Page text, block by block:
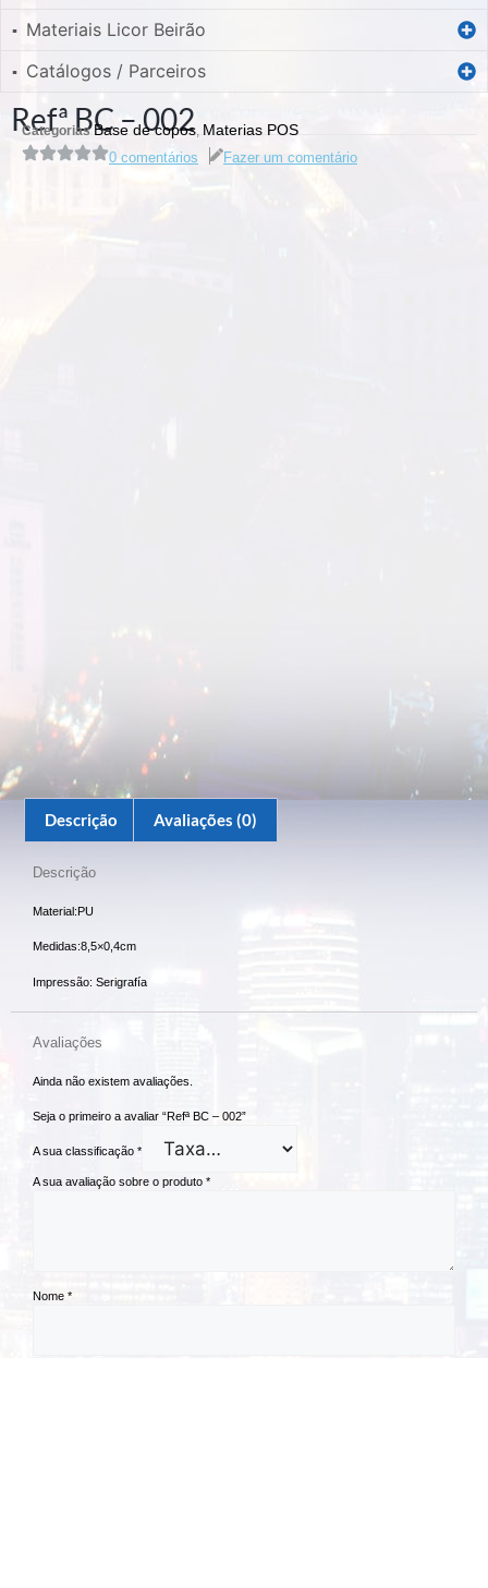
▪ Materiais Licor Beirão
▪ Catálogos / Parceiros
Refª BC – 002
Categorias Base de copos, Materias POS
0 comentários Fazer um comentário
Descrição Avaliações (0)
Descrição
Material:PU
Medidas:8,5×0,4cm
Impressão: Serigrafía
Avaliações
Ainda não existem avaliações.
Seja o primeiro a avaliar “Refª BC – 002”
A sua classificação *
A sua avaliação sobre o produto *
Nome *